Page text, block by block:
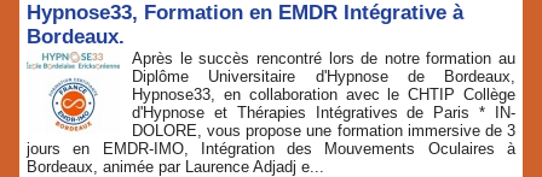
Hypnose33, Formation en EMDR Intégrative à
Bordeaux.
Après le succès rencontré lors de notre formation au
Diplôme Universitaire d'Hypnose de Bordeaux,
Hypnose33, en collaboration avec le CHTIP Collège
d'Hypnose et Thérapies Intégratives de Paris * IN-
DOLORE, vous propose une formation immersive de 3
jours en EMDR-IMO, Intégration des Mouvements Oculaires à
Bordeaux, animée par Laurence Adjadj e...